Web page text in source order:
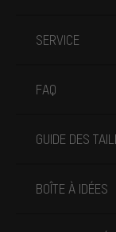
SERVICE
FAQ
GUIDE DES
BOÎTE À IDÉES